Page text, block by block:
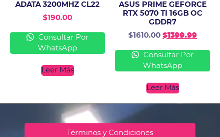
ADATA 3200MHZ CL22
$190.00
Consultar Por
WhatsApp
Leer Más
ASUS PRIME GEFORCE
RTX 5070 TI 16GB OC
GDDR7
$1610.00 $1399.99
Consultar Por
WhatsApp
Leer Más
Términos y Condiciones